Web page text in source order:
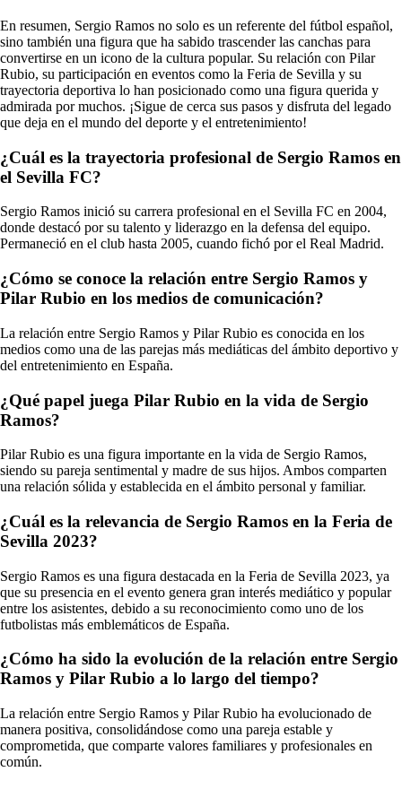
En resumen, Sergio Ramos no solo es un referente del fútbol español,
sino también una figura que ha sabido trascender las canchas para
convertirse en un icono de la cultura popular. Su relación con Pilar
Rubio, su participación en eventos como la Feria de Sevilla y su
trayectoria deportiva lo han posicionado como una figura querida y
admirada por muchos. ¡Sigue de cerca sus pasos y disfruta del legado
que deja en el mundo del deporte y el entretenimiento!
¿Cuál es la trayectoria profesional de Sergio Ramos en
el Sevilla FC?
Sergio Ramos inició su carrera profesional en el Sevilla FC en 2004,
donde destacó por su talento y liderazgo en la defensa del equipo.
Permaneció en el club hasta 2005, cuando fichó por el Real Madrid.
¿Cómo se conoce la relación entre Sergio Ramos y
Pilar Rubio en los medios de comunicación?
La relación entre Sergio Ramos y Pilar Rubio es conocida en los
medios como una de las parejas más mediáticas del ámbito deportivo y
del entretenimiento en España.
¿Qué papel juega Pilar Rubio en la vida de Sergio
Ramos?
Pilar Rubio es una figura importante en la vida de Sergio Ramos,
siendo su pareja sentimental y madre de sus hijos. Ambos comparten
una relación sólida y establecida en el ámbito personal y familiar.
¿Cuál es la relevancia de Sergio Ramos en la Feria de
Sevilla 2023?
Sergio Ramos es una figura destacada en la Feria de Sevilla 2023, ya
que su presencia en el evento genera gran interés mediático y popular
entre los asistentes, debido a su reconocimiento como uno de los
futbolistas más emblemáticos de España.
¿Cómo ha sido la evolución de la relación entre Sergio
Ramos y Pilar Rubio a lo largo del tiempo?
La relación entre Sergio Ramos y Pilar Rubio ha evolucionado de
manera positiva, consolidándose como una pareja estable y
comprometida, que comparte valores familiares y profesionales en
común.